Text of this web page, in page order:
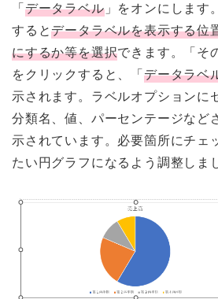
「データラベル」をオンにします
するとデータラベルを表示する位
にするか等を選択できます。「そ
をクリックすると、「データラベ
示されます。ラベルオプションに
分類名、値、パーセンテージなど
示されています。必要箇所にチェ
たい円グラフになるよう調整しま